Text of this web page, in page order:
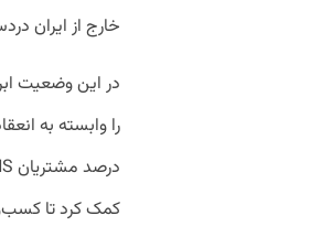
خارج از ایران
در این وضعیت
کمک کرد تا